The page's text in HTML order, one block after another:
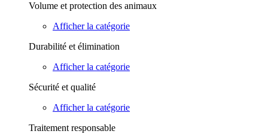
Volume et protection des animaux
Afficher la catégorie
Durabilité et élimination
Afficher la catégorie
Sécurité et qualité
Afficher la catégorie
Traitement responsable